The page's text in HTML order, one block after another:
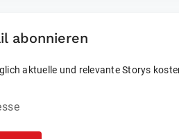
abonnieren
aktuelle und relevante Storys